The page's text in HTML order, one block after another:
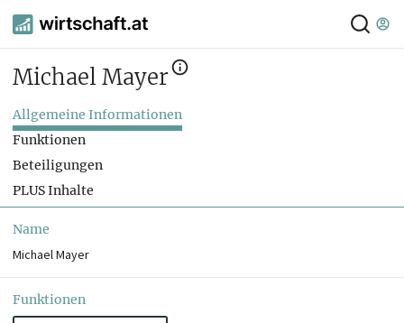
Michael Mayer
Allgemeine Informationen
Funktionen
Beteiligungen
PLUS Inhalte
Name
Michael Mayer
Funktionen